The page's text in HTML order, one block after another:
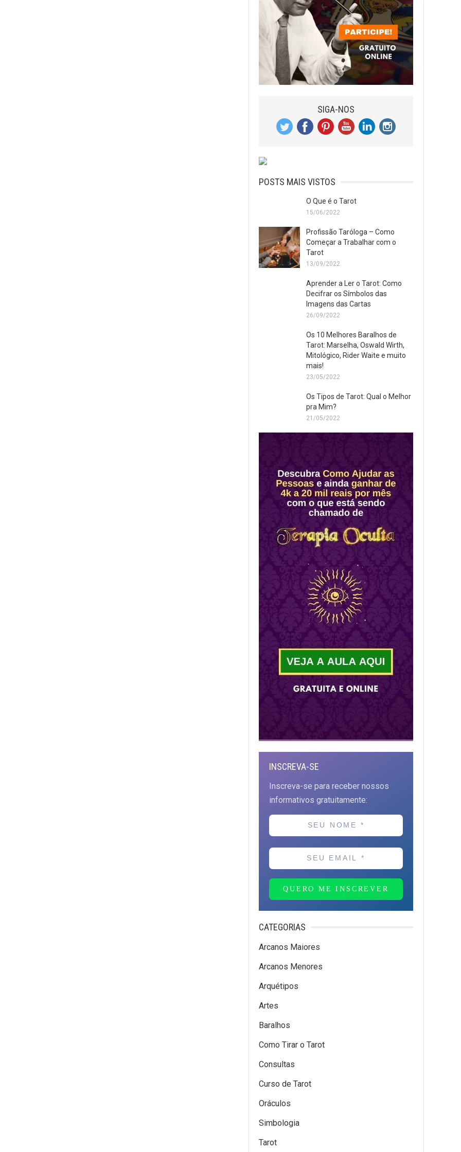
SIGA-NOS
POSTS MAIS VISTOS
O Que é o Tarot
15/06/2022
Profissão Taróloga – Como
Começar a Trabalhar com o
Tarot
13/09/2022
Aprender a Ler o Tarot: Como
Decifrar os Símbolos das
Imagens das Cartas
26/09/2022
Os 10 Melhores Baralhos de
Tarot: Marselha, Oswald Wirth,
Mitológico, Rider Waite e muito
mais!
23/05/2022
Os Tipos de Tarot: Qual o Melhor
pra Mim?
21/05/2022
INSCREVA-SE
Inscreva-se para receber nossos
informativos gratuitamente:
QUERO ME INSCREVER
CATEGORIAS
Arcanos Maiores
Arcanos Menores
Arquétipos
Artes
Baralhos
Como Tirar o Tarot
Consultas
Curso de Tarot
Oráculos
Simbologia
Tarot